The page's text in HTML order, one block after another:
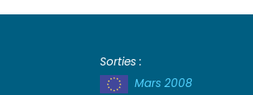
Sorties :
Mars 2008